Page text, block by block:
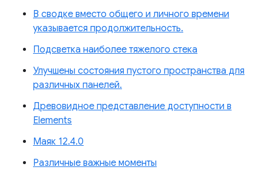
В сводке вместо общего и личного времени
указывается продолжительность.
Подсветка наиболее тяжелого стека
Улучшены состояния пустого пространства для
различных панелей.
Древовидное представление доступности в
Elements
Маяк 12.4.0
Различные важные моменты